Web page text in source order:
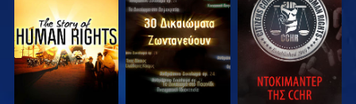
ΠΑΡΑΚΟΛΟΥΘΗΣΤΕ ΠΑΡΑΚΟΛΟΥΘΗΣΤΕ ΠΑΡΑΚΟΛΟΥΘΗΣΤΕ